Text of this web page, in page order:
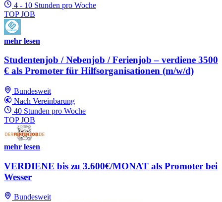
4 - 10 Stunden pro Woche
TOP JOB
mehr lesen
Studentenjob / Nebenjob / Ferienjob – verdiene 3500
€ als Promoter für Hilfsorganisationen (m/w/d)
Bundesweit
Nach Vereinbarung
40 Stunden pro Woche
TOP JOB
mehr lesen
VERDIENE bis zu 3.600€/MONAT als Promoter bei
Wesser
Bundesweit